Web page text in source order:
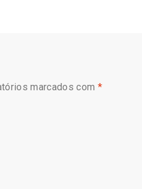
marcados com *